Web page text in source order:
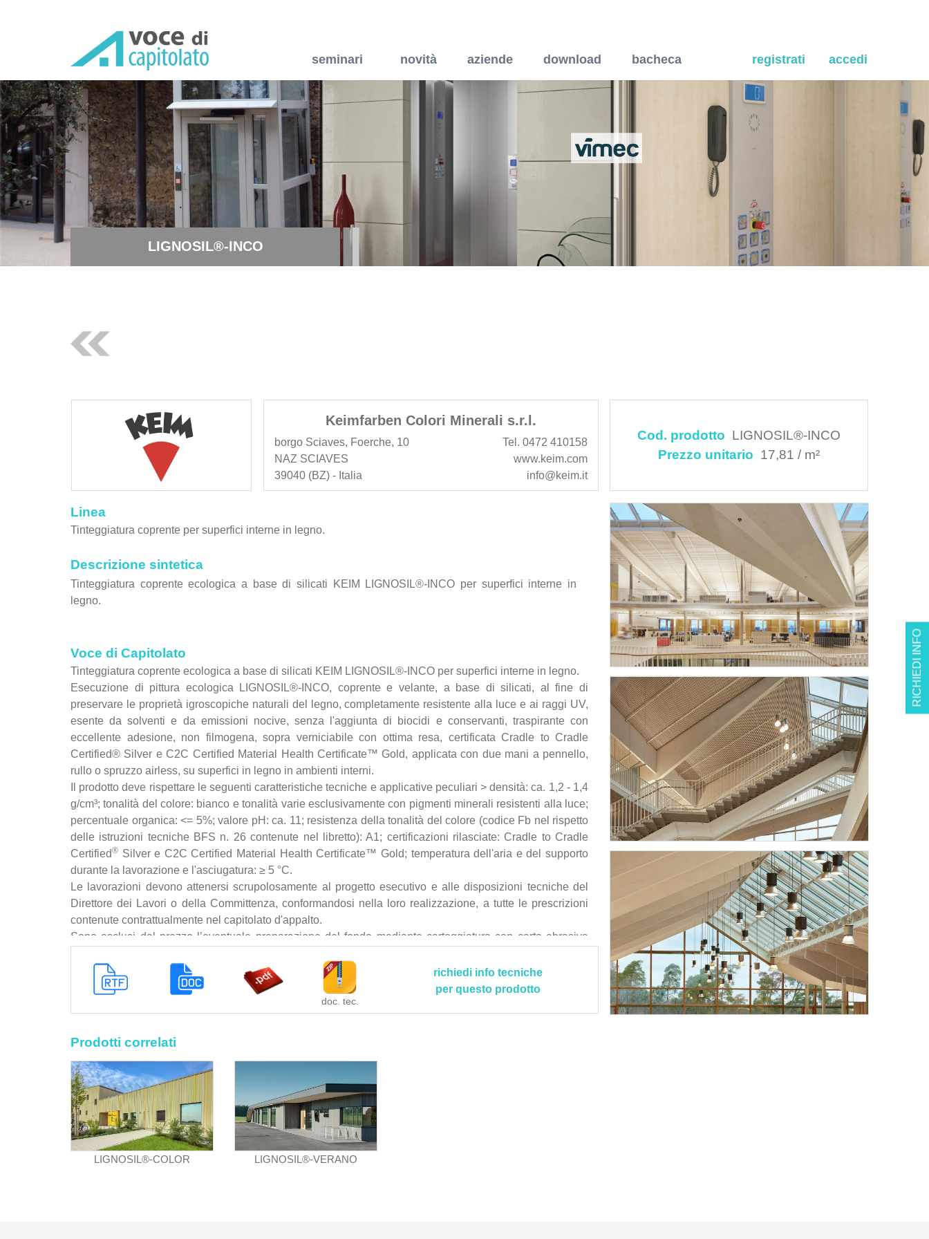
seminari novità aziende download bacheca registrati accedi
RICHIEDI INFO
LIGNOSIL®-INCO
Keimfarben Colori Minerali s.r.l.
borgo Sciaves, Foerche, 10
NAZ SCIAVES
39040 (BZ) - Italia
Tel. 0472 410158
www.keim.com
info@keim.it
Cod. prodotto LIGNOSIL®-INCO
Prezzo unitario 17,81 / m²
Linea
Tinteggiatura coprente per superfici interne in legno.
Descrizione sintetica
Tinteggiatura coprente ecologica a base di silicati KEIM LIGNOSIL®-INCO per superfici interne in
legno.
Voce di Capitolato
Tinteggiatura coprente ecologica a base di silicati KEIM LIGNOSIL®-INCO per superfici interne in legno.
Esecuzione di pittura ecologica LIGNOSIL®-INCO, coprente e velante, a base di silicati, al fine di
preservare le proprietà igroscopiche naturali del legno, completamente resistente alla luce e ai raggi UV,
esente da solventi e da emissioni nocive, senza l'aggiunta di biocidi e conservanti, traspirante con
eccellente adesione, non filmogena, sopra verniciabile con ottima resa, certificata Cradle to Cradle
Certified® Silver e C2C Certified Material Health Certificate™ Gold, applicata con due mani a pennello,
rullo o spruzzo airless, su superfici in legno in ambienti interni.
Il prodotto deve rispettare le seguenti caratteristiche tecniche e applicative peculiari > densità: ca. 1,2 - 1,4
g/cm³; tonalità del colore: bianco e tonalità varie esclusivamente con pigmenti minerali resistenti alla luce;
percentuale organica: <= 5%; valore pH: ca. 11; resistenza della tonalità del colore (codice Fb nel rispetto
delle istruzioni tecniche BFS n. 26 contenute nel libretto): A1; certificazioni rilasciate: Cradle to Cradle
Certified® Silver e C2C Certified Material Health Certificate™ Gold; temperatura dell'aria e del supporto
durante la lavorazione e l'asciugatura: ≥ 5 °C.
Le lavorazioni devono attenersi scrupolosamente al progetto esecutivo e alle disposizioni tecniche del
Direttore dei Lavori o della Committenza, conformandosi nella loro realizzazione, a tutte le prescrizioni
contenute contrattualmente nel capitolato d'appalto.
Sono esclusi dal prezzo l’eventuale preparazione del fondo mediante carteggiatura con carta abrasiva
Nitro, la rimozione di eventuali vecchie vernici con l’utilizzo di adeguati mezzi meccanici, l’eventuale
stuccatura di piccole imperfezioni, la mano di fondo impregnante, mentre sono compresi nel prezzo la
fornitura dei materiali con il relativo trasporto degli stessi a piè d’opera, la rimozione con spazzola morbida
sono da tinteggiare e che si trovano all’interno della zona dell’intervento, la stesura a regola d'arte di due
un’altezza di 3,5 m, i campioni richiesti dalla direzione lavori, la verifica da parte della D.LL. che gli
interventi di posa siano eseguiti esclusivamente da personale specializzato ed autorizzato, tutti gli oneri
connessi con l'installazione e la gestione fino all'ultimazione lavori, tutte le prestazioni e somministrazioni
occorrenti fino al collaudo finale, i materiali accessori e di consumo, la minuteria e gli sfridi senza che
questi vengano compensati a parte, gli oneri per le preventive prove di qualità di tutti i materiali forniti, la
consegna completa della documentazione tecnica del prodotto, le opere provvisionali, la pulizia dell'area
doc. tec.
richiedi info tecniche
per questo prodotto
Prodotti correlati
LIGNOSIL®-COLOR LIGNOSIL®-VERANO